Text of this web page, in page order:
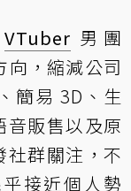
VTuber 男團
向，縮減公司
簡易 3D、生
音販售以及原
社群關注，不
接近個人勢